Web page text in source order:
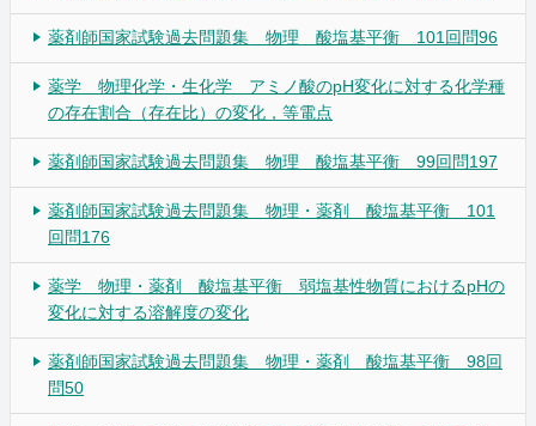
薬剤師国家試験過去問題集 物理 酸塩基平衡 101回問96
薬学 物理化学・生化学 アミノ酸のpH変化に対する化学種
の存在割合（存在比）の変化，等電点
薬剤師国家試験過去問題集 物理 酸塩基平衡 99回問197
薬剤師国家試験過去問題集 物理・薬剤 酸塩基平衡 101
回問176
薬学 物理・薬剤 酸塩基平衡 弱塩基性物質におけるpHの
変化に対する溶解度の変化
薬剤師国家試験過去問題集 物理・薬剤 酸塩基平衡 98回
問50